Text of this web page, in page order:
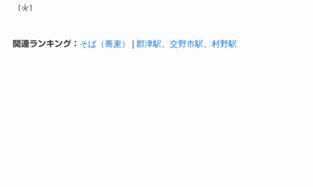
関連ランキング： そば（蕎麦） | 郡津駅、 交野市駅、 村野駅